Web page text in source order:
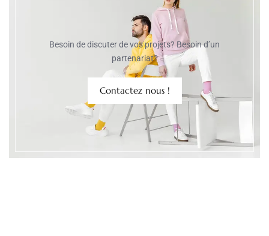
Besoin de discuter de vos projets? Besoin d’un
partenariat?
Contactez nous !